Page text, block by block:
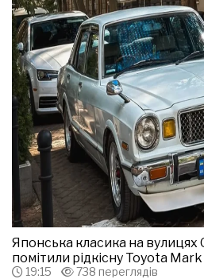
Японська класика на вулицях
помітили рідкісну Toyota
19:15 738 переглядів